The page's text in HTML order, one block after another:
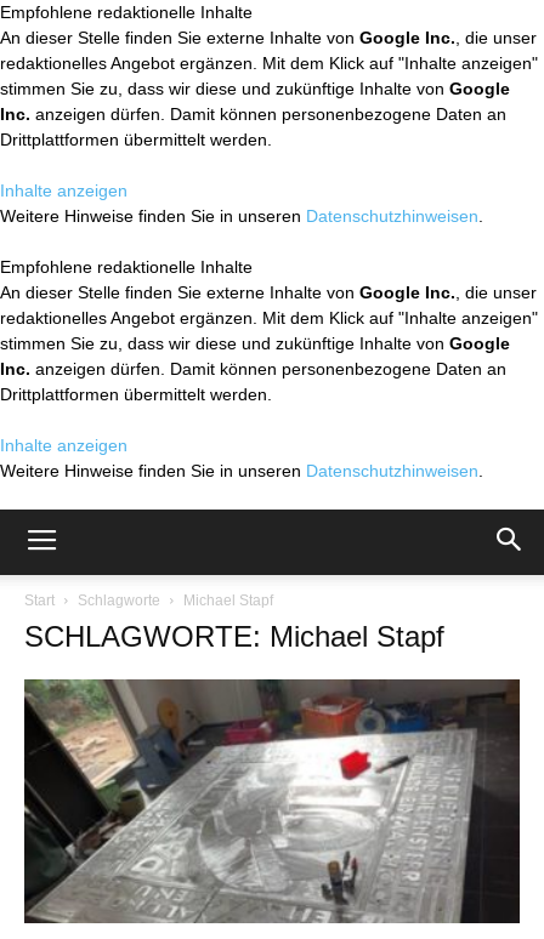
Empfohlene redaktionelle Inhalte
An dieser Stelle finden Sie externe Inhalte von Google Inc. , die unser
redaktionelles Angebot ergänzen. Mit dem Klick auf "Inhalte anzeigen"
stimmen Sie zu, dass wir diese und zukünftige Inhalte von Google
Inc. anzeigen dürfen. Damit können personenbezogene Daten an
Drittplattformen übermittelt werden.
Inhalte anzeigen
Weitere Hinweise finden Sie in unseren Datenschutzhinweisen
Empfohlene redaktionelle Inhalte
An dieser Stelle finden Sie externe Inhalte von Google Inc. , die unser
redaktionelles Angebot ergänzen. Mit dem Klick auf "Inhalte anzeigen"
stimmen Sie zu, dass wir diese und zukünftige Inhalte von Google
Inc. anzeigen dürfen. Damit können personenbezogene Daten an
Drittplattformen übermittelt werden.
Inhalte anzeigen
Weitere Hinweise finden Sie in unseren Datenschutzhinweisen
Start Schlagworte Michael Stapf
SCHLAGWORTE: Michael Stapf